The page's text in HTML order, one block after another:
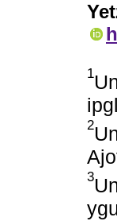
1
2
3